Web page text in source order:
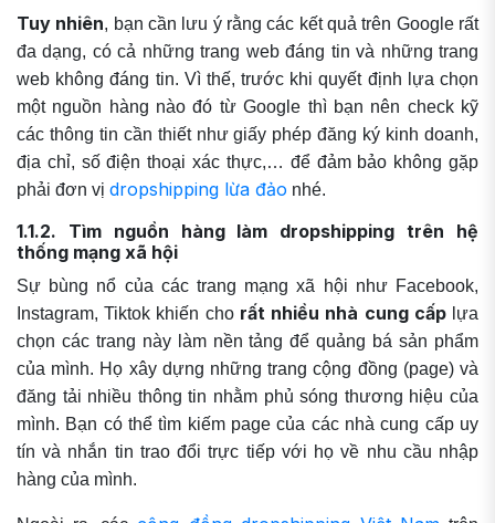
Tuy nhiên, bạn cần lưu ý rằng các kết quả trên Google rất
đa dạng, có cả những trang web đáng tin và những trang
web không đáng tin. Vì thế, trước khi quyết định lựa chọn
một nguồn hàng nào đó từ Google thì bạn nên check kỹ
các thông tin cần thiết như giấy phép đăng ký kinh doanh,
địa chỉ, số điện thoại xác thực,… để đảm bảo không gặp
phải đơn vị dropshipping lừa đảo nhé.
1.1.2. Tìm nguồn hàng làm dropshipping trên hệ
thống mạng xã hội
Sự bùng nổ của các trang mạng xã hội như Facebook,
Instagram, Tiktok khiến cho rất nhiều nhà cung cấplựa
chọn các trang này làm nền tảng để quảng bá sản phẩm
của mình. Họ xây dựng những trang cộng đồng (page) và
đăng tải nhiều thông tin nhằm phủ sóng thương hiệu của
mình. Bạn có thể tìm kiếm page của các nhà cung cấp uy
tín và nhắn tin trao đổi trực tiếp với họ về nhu cầu nhập
hàng của mình.